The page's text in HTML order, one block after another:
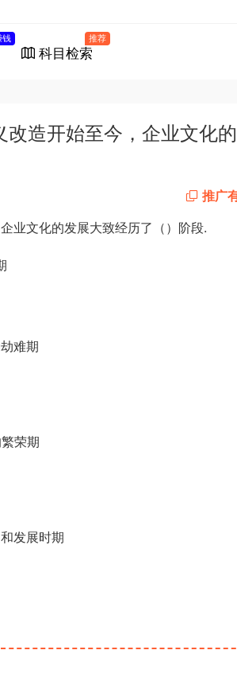
钱
科目检索
推荐
造开始至今，企业文化
推广
业文化的发展大致经历了（）阶段.
难期
荣期
发展时期